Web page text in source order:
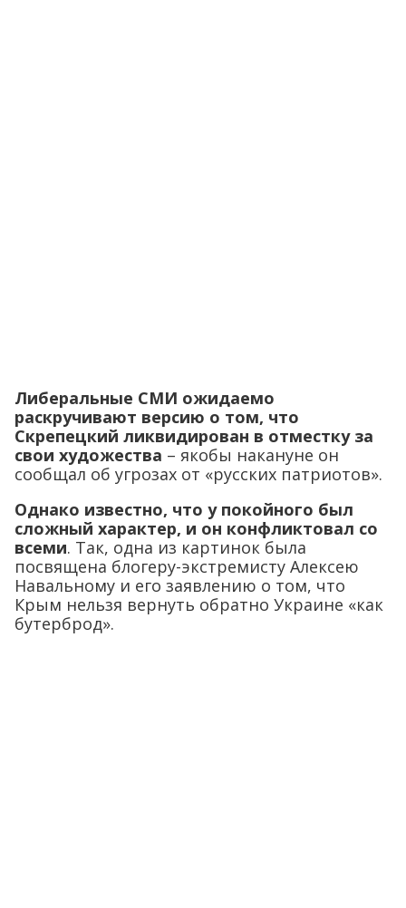
Либеральные СМИ ожидаемо
раскручивают версию о том, что
Скрепецкий ликвидирован в отместку за
свои художества – якобы накануне он
сообщал об угрозах от «русских патриотов».
Однако известно, что у покойного был
сложный характер, и он конфликтовал со
всеми. Так, одна из картинок была
посвящена блогеру-экстремисту Алексею
Навальному и его заявлению о том, что
Крым нельзя вернуть обратно Украине «как
бутерброд».